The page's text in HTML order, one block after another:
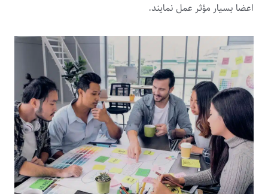
اعضا بسیار مؤثر عمل نمایند.